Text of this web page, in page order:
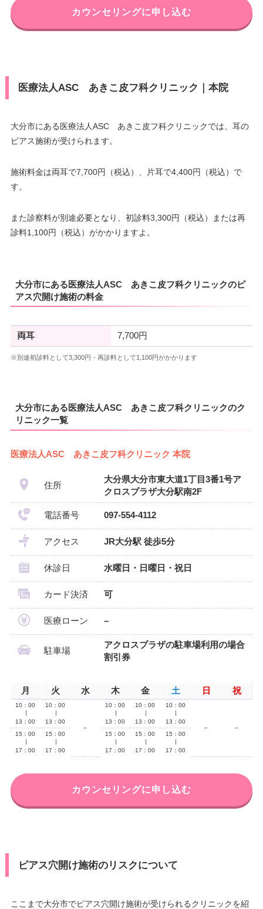
カウンセリングに申し込む
医療法人ASC あきこ皮フ科クリニック｜本院
大分市にある医療法人ASC あきこ皮フ科クリニックでは、耳の
ピアス施術が受けられます。
施術料金は両耳で7,700円（税込）、片耳で4,400円（税込）で
す。
また診察料が別途必要となり、初診料3,300円（税込）または再
診料1,100円（税込）がかかりますよ。
大分市にある医療法人ASC あきこ皮フ科クリニックのピ
アス穴開け施術の料金
両耳 7,700円
※別途初診料として3,300円・再診料として1,100円がかかります
大分市にある医療法人ASC あきこ皮フ科クリニックのク
リニック一覧
医療法人ASC あきこ皮フ科クリニック 本院
住所
大分県大分市東大道1丁目3番1号ア
クロスプラザ大分駅南2F
電話番号 097-554-4112
アクセス JR大分駅 徒歩5分
休診日 水曜日・日曜日・祝日
カード決済 可
医療ローン –
駐車場
アクロスプラザの駐車場利用の場合
割引券
月 火 水 木 金 土 日 祝
10：00
13：00
10：00
13：00
–
10：00
13：00
10：00
13：00
10：00
13：00
–
–
15：00
17：00
15：00
17：00
15：00
17：00
15：00
17：00
15：00
17：00
カウンセリングに申し込む
ピアス穴開け施術のリスクについて
ここまで大分市でピアス穴開け施術が受けられるクリニックを紹